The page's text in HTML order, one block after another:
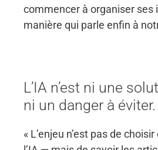
commencer à organiser ses
manière qui parle enfin à
L’IA n’est ni une
ni un danger à éviter.
« L’enjeu n’est pas de